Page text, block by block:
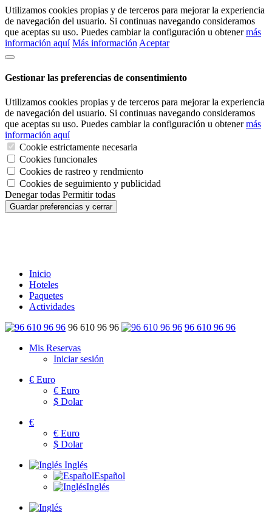
Utilizamos cookies propias y de terceros para mejorar la experiencia
de navegación del usuario. Si continuas navegando consideramos
que aceptas su uso. Puedes cambiar la configuración u obtenermás
información aquí Más información Aceptar
Gestionar las preferencias de consentimiento
Utilizamos cookies propias y de terceros para mejorar la experiencia
de navegación del usuario. Si continuas navegando consideramos
que aceptas su uso. Puedes cambiar la configuración u obtenermás
información aquí
Cookie estrictamente necesaria
Cookies funcionales
Cookies de rastreo y rendmiento
Cookies de seguimiento y publicidad
Denegar todas Permitir todas
Guardar preferencias y cerrar
Inicio
Hoteles
Paquetes
Actividades
96 610 96 96
96 610 96 96
Mis Reservas
Iniciar sesión
€ Euro
€ Euro
$ Dolar
€
€ Euro
$ Dolar
Inglés
Español
Inglés